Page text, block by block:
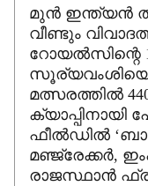
മുൻ ഇന്ത്യൻ
വീണ്ടും
റോയൽസിന്റെ
സൂര്യവംശിയെ
മത്സരത്തിൽ
ഫീൽഡിൽ
മഞ്ജ്രേക്കർ,
രാജസ്ഥാൻ